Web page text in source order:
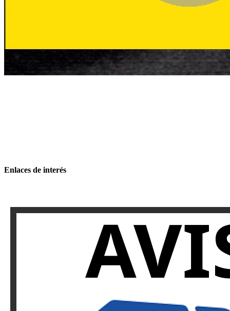
Enlaces de interés